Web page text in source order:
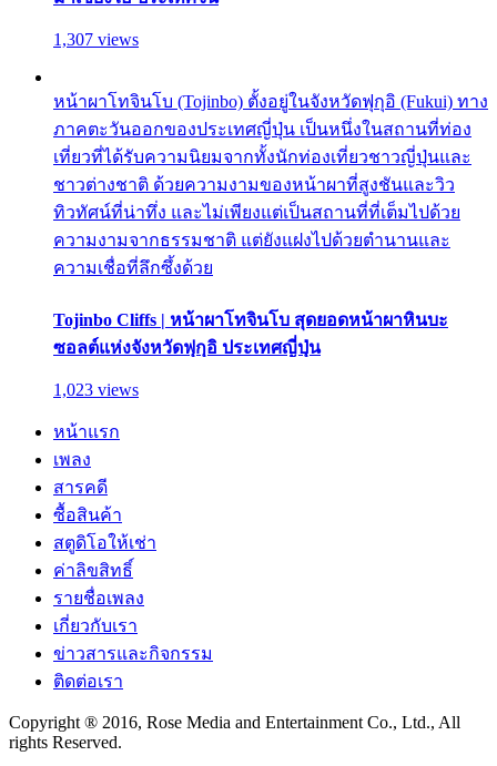
1,307 views
หน้าผาโทจินโบ (Tojinbo) ตั้งอยู่ในจังหวัดฟุกุอิ (Fukui) ทาง
ภาคตะวันออกของประเทศญี่ปุ่น เป็นหนึ่งในสถานที่ท่อง
เที่ยวที่ได้รับความนิยมจากทั้งนักท่องเที่ยวชาวญี่ปุ่นและ
ชาวต่างชาติ ด้วยความงามของหน้าผาที่สูงชันและวิว
ทิวทัศน์ที่น่าทึ่ง และไม่เพียงแต่เป็นสถานที่ที่เต็มไปด้วย
ความงามจากธรรมชาติ แต่ยังแฝงไปด้วยตำนานและ
ความเชื่อที่ลึกซึ้งด้วย
Tojinbo Cliffs | หน้าผาโทจินโบ สุดยอดหน้าผาหินบะ
ซอลต์แห่งจังหวัดฟุกุอิ ประเทศญี่ปุ่น
1,023 views
หน้าแรก
เพลง
สารคดี
ซื้อสินค้า
สตูดิโอให้เช่า
ค่าลิขสิทธิ์
รายชื่อเพลง
เกี่ยวกับเรา
ข่าวสารและกิจกรรม
ติดต่อเรา
Copyright ® 2016, Rose Media and Entertainment Co., Ltd., All
rights Reserved.